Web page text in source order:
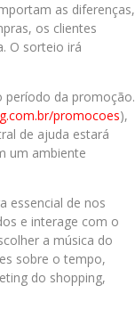
as diferenças,
os clientes
O sorteio irá
período da promoção.
promocoes),
de ajuda estará
um ambiente
essencial de nos
e interage com o
a música do
sobre o tempo,
do shopping,